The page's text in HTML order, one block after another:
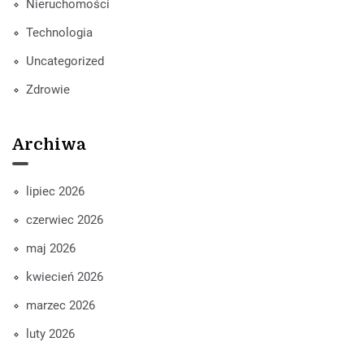
Nieruchomości
Technologia
Uncategorized
Zdrowie
Archiwa
lipiec 2026
czerwiec 2026
maj 2026
kwiecień 2026
marzec 2026
luty 2026